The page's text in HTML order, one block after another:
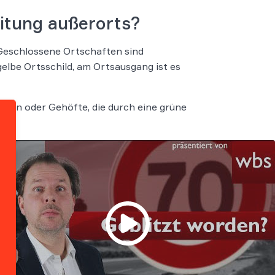
außerorts?
Ortschaften sind
Ortsschild, am Ortsausgang ist es
oder Gehöfte, die durch eine grüne